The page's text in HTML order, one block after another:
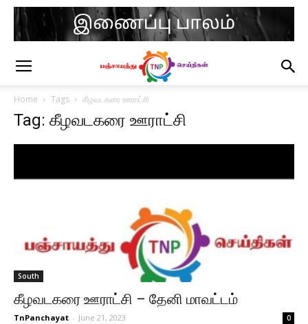
Home Tags கீழவடகரை ஊராட்சி
Tag: கீழவடகரை ஊராட்சி
South
கீழவடகரை ஊராட்சி – தேனி மாவட்டம்
TnPanchayat - June 21, 2023 0